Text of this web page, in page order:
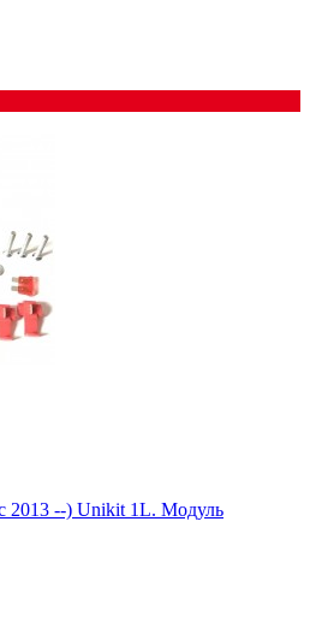
2013 --) Unikit 1L. Модуль